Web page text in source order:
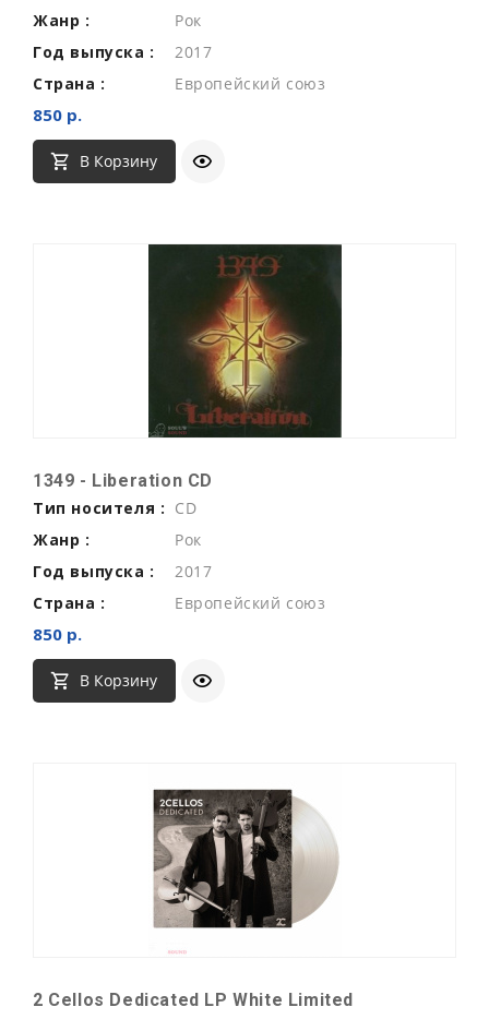
Жанр :
Рок
Год выпуска :
2017
Страна :
Европейский союз
850 р.
В Корзину
1349 - Liberation CD
Тип носителя : CD
Жанр :
Рок
Год выпуска :
2017
Страна :
Европейский союз
850 р.
В Корзину
2 Cellos Dedicated LP White Limited